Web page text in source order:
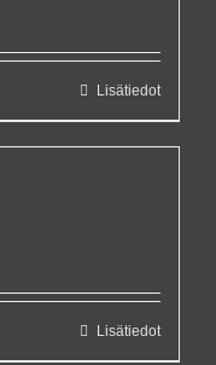
Lisätiedot
Lisätiedot